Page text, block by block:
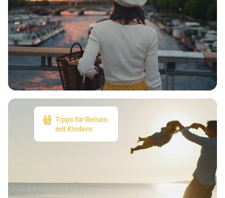
Tipps für Reisen
mit Kindern